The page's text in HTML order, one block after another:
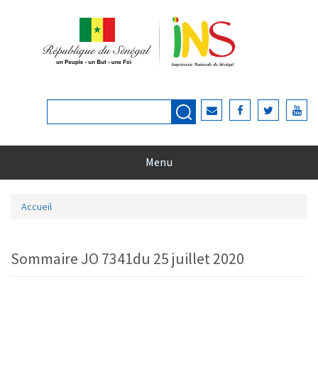
Formulaire de recherche
Menu
Vous êtes ici
Accueil
Sommaire JO 7341du 25 juillet 2020